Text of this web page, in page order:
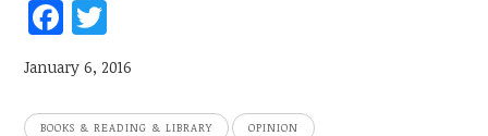
Fac
January 6, 2016
BOOKS & READING & LIBRARY OPINION